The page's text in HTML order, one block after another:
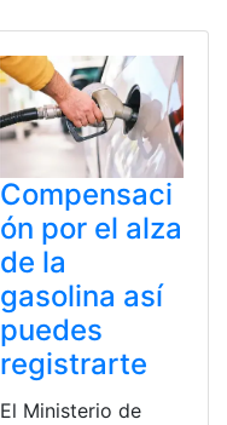
Compensaci
ón por el alza
de la
gasolina así
puedes
registrarte
El Ministerio de